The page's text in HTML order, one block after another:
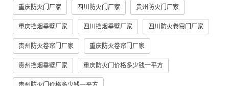
重庆防火门厂家 四川防火门厂家 贵州防火门厂家
重庆挡烟垂壁厂家 四川挡烟垂壁厂家 四川防火卷帘门厂家
贵州防火卷帘门厂家 重庆防火卷帘门厂家
贵州挡烟垂壁厂家 重庆防火门价格多少钱一平方